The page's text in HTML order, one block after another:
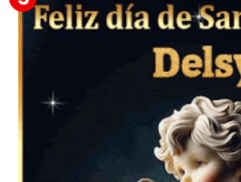
Feliz San Valentín Azucena